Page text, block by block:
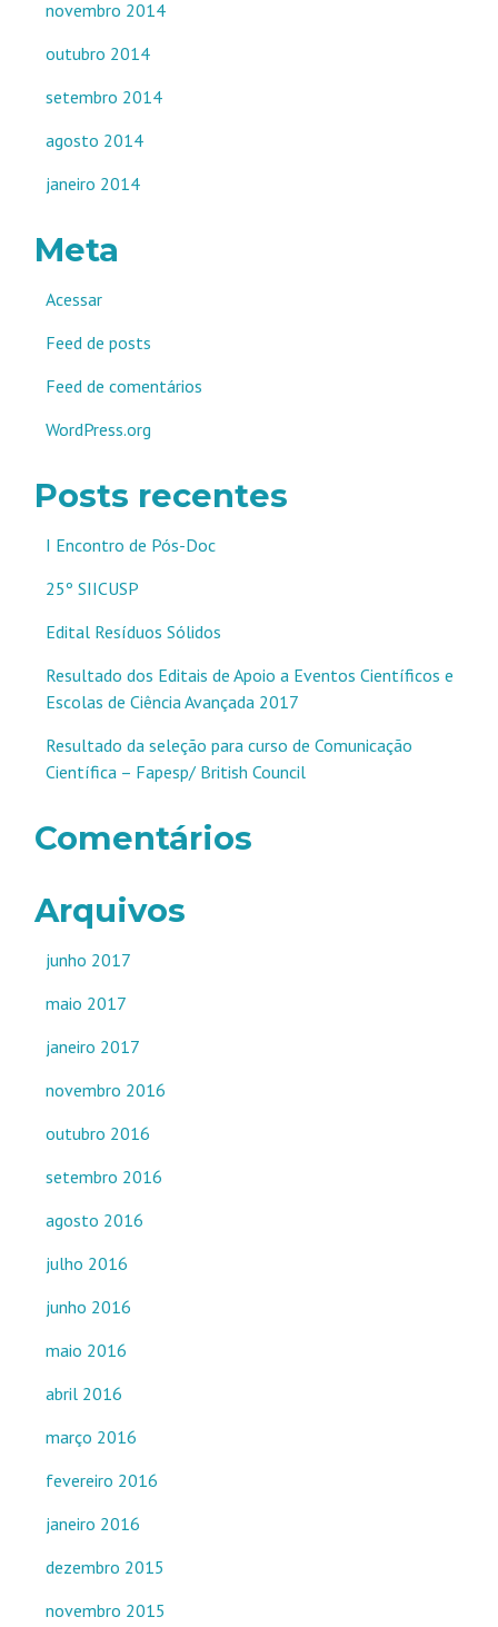
novembro 2014
outubro 2014
setembro 2014
agosto 2014
janeiro 2014
Meta
Acessar
Feed de posts
Feed de comentários
WordPress.org
Posts recentes
I Encontro de Pós-Doc
25º SIICUSP
Edital Resíduos Sólidos
Resultado dos Editais de Apoio a Eventos Científicos e
Escolas de Ciência Avançada 2017
Resultado da seleção para curso de Comunicação
Científica – Fapesp/ British Council
Comentários
Arquivos
junho 2017
maio 2017
janeiro 2017
novembro 2016
outubro 2016
setembro 2016
agosto 2016
julho 2016
junho 2016
maio 2016
abril 2016
março 2016
fevereiro 2016
janeiro 2016
dezembro 2015
novembro 2015